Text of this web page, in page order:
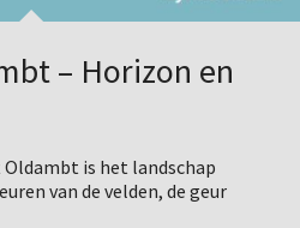
– Horizon en
is het landschap
van de velden, de geur